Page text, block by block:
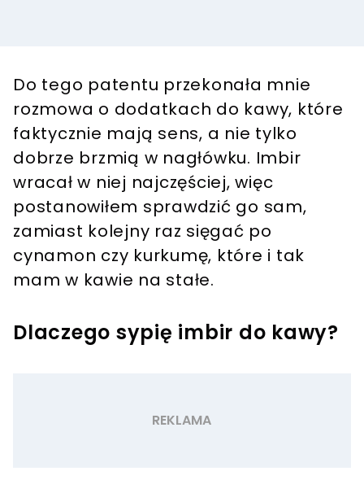
Do tego patentu przekonała mnie
rozmowa o dodatkach do kawy, które
faktycznie mają sens, a nie tylko
dobrze brzmią w nagłówku. Imbir
wracał w niej najczęściej, więc
postanowiłem sprawdzić go sam,
zamiast kolejny raz sięgać po
cynamon czy kurkumę, które i tak
mam w kawie na stałe.
Dlaczego sypię imbir do kawy?